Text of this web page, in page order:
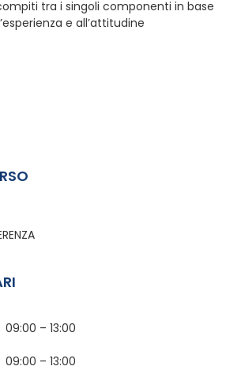
tra i singoli componenti in base
e all’attitudine
09:00 – 13:00
09:00 – 13:00